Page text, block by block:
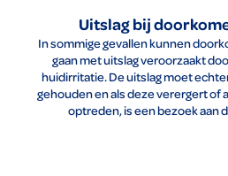
Uitslag bij
In sommige gevallen kunnen
gaan met uitslag veroorzaakt
huidirritatie. De uitslag moet
gehouden en als deze verergert of
optreden, is een bezoek aan